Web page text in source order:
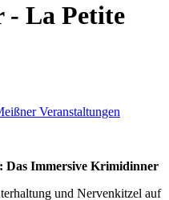
La Petite
Veranstaltungen
Das Immersive Krimidinner
und Nervenkitzel auf